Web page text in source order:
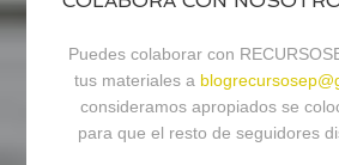
Puedes colaborar con
tus materiales a
consideramos apropiados se
para que el resto de seguidores